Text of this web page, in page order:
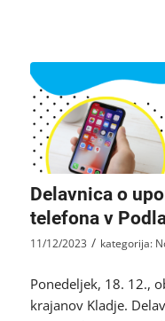
Delavnica o
telefona v
11/12/2023 / kategorija:
Ponedeljek, 18. 12.,
krajanov Kladje.